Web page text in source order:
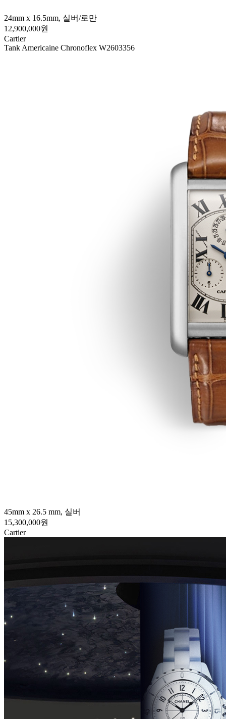
24mm x 16.5mm, 실버/로만
12,900,000원
Cartier
Tank Americaine Chronoflex W2603356
45mm x 26.5 mm, 실버
15,300,000원
Cartier